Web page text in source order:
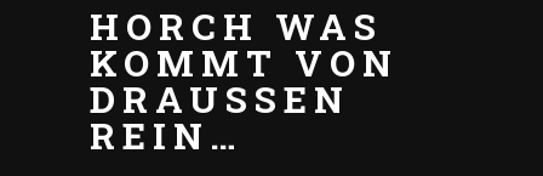
HORCH WAS
KOMMT VON
DRAUSSEN
REIN…